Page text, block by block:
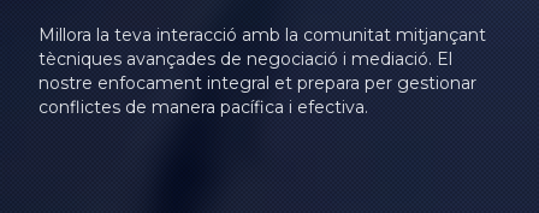
Millora la teva interacció amb la comunitat mitjançant
tècniques avançades de negociació i mediació. El
nostre enfocament integral et prepara per gestionar
conflictes de manera pacífica i efectiva.